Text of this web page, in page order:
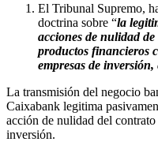
El Tribunal Supremo,
doctrina sobre “la
acciones de nulidad
productos financieros
empresas de
La transmisión del negocio
Caixabank legitima
acción de nulidad del
inversión.